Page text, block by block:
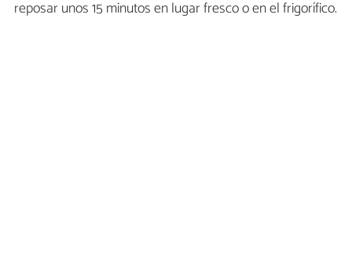
reposar unos 15 minutos en lugar fresco o en el frigorífico.